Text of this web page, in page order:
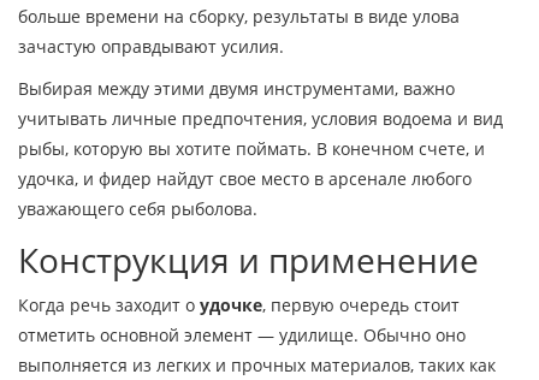
больше времени на сборку, результаты в виде улова
зачастую оправдывают усилия.
Выбирая между этими двумя инструментами, важно
учитывать личные предпочтения, условия водоема и вид
рыбы, которую вы хотите поймать. В конечном счете, и
удочка, и фидер найдут свое место в арсенале любого
уважающего себя рыболова.
Конструкция и применение
Когда речь заходит о удочке, первую очередь стоит
отметить основной элемент — удилище. Обычно оно
выполняется из легких и прочных материалов, таких как